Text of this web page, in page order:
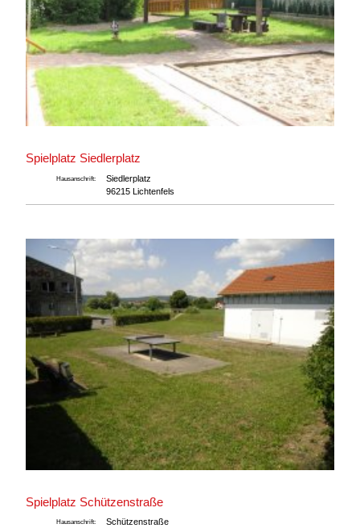
Spielplatz Siedlerplatz
Hausanschrift:
Siedlerplatz
96215 Lichtenfels
Spielplatz Schützenstraße
Hausanschrift:
Schützenstraße